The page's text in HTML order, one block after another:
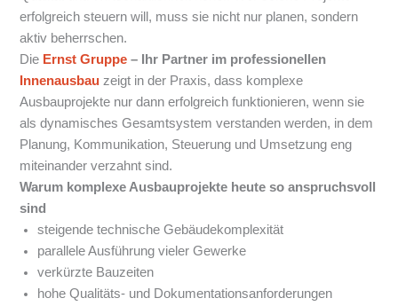
erfolgreich steuern will, muss sie nicht nur planen, sondern
aktiv beherrschen.
Die Ernst Gruppe – Ihr Partner im professionellen
Innenausbau zeigt in der Praxis, dass komplexe
Ausbauprojekte nur dann erfolgreich funktionieren, wenn sie
als dynamisches Gesamtsystem verstanden werden, in dem
Planung, Kommunikation, Steuerung und Umsetzung eng
miteinander verzahnt sind.
Warum komplexe Ausbauprojekte heute so anspruchsvoll
sind
steigende technische Gebäudekomplexität
parallele Ausführung vieler Gewerke
verkürzte Bauzeiten
hohe Qualitäts- und Dokumentationsanforderungen